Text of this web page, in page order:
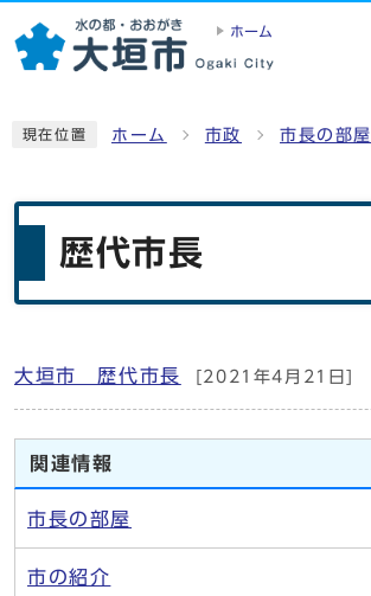
ホーム
現在位置 ホーム 市政 市長の部屋
歴代市長
メインメニュー
大垣市 歴代市長 [2021年4月21日]
関連情報
市長の部屋
市の紹介